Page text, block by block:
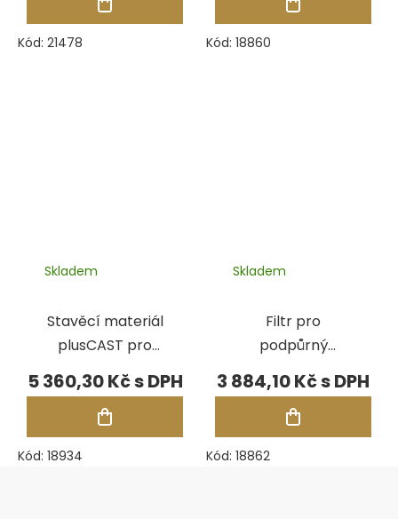
Kód: 21478 Kód: 18860
Stavěcí materiál
plusCAST pro
Solidscape
Skladem
5 360,30 Kč
Kód: 18934
Filtr pro
podpůrný
materiál
Solidscape
Skladem
3 884,10 Kč
Kód: 18862